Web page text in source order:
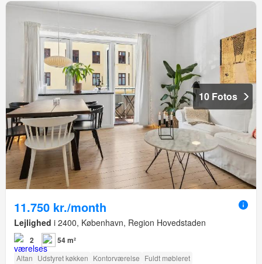
10 Fotos
11.750 kr./month
Lejlighed i 2400, København, Region Hovedstaden
2 54 m²
Altan Udstyret køkken Kontorværelse Fuldt møbleret